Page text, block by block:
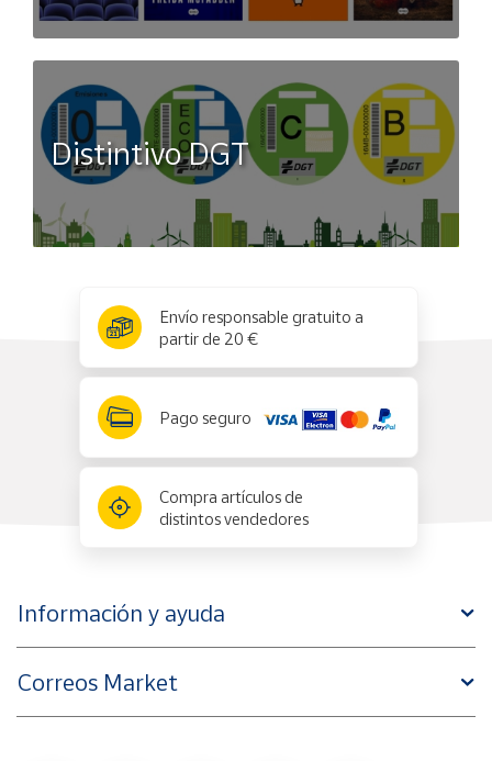
Distintivo DGT
Envío responsable gratuito a
partir de 20 €
Pago seguro
Compra artículos de
distintos vendedores
Información y ayuda
Correos Market